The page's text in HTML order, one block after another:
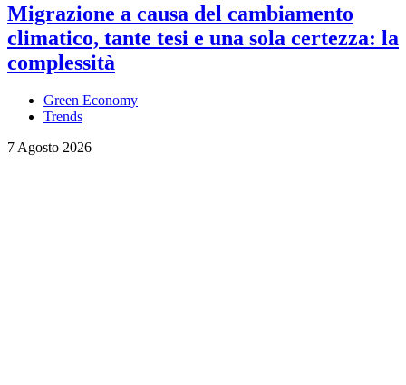
Migrazione a causa del cambiamento
climatico, tante tesi e una sola certezza: la
complessità
Green Economy
Trends
7 Agosto 2026